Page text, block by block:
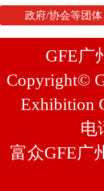
政府/协会等团体
GFE广
Copyright©
Exhibition
电
富众GFE广